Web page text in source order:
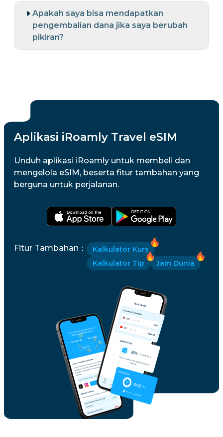
Apakah saya bisa mendapatkan
pengembalian dana jika saya berubah
pikiran?
Aplikasi iRoamly Travel eSIM
Unduh aplikasi iRoamly untuk membeli dan
mengelola eSIM, beserta fitur tambahan yang
berguna untuk perjalanan.
Fitur Tambahan ：
Kalkulator Kurs
Kalkulator Tip
Jam Dunia